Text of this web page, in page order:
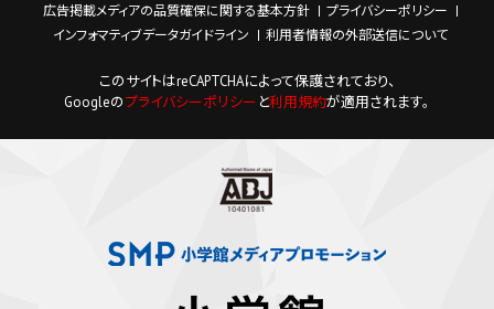
広告掲載メディアの品質確保に関する基本方針
プライバシーポリシー
インフォマティブデータガイドライン
利用者情報の外部送信について
このサイトはreCAPTCHAによって保護されており、
Googleのプライバシーポリシー と利用規約が適用されます。